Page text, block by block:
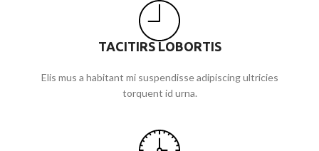
TACITIRS LOBORTIS
Elis mus a habitant mi suspendisse adipiscing ultricies
torquent id urna.